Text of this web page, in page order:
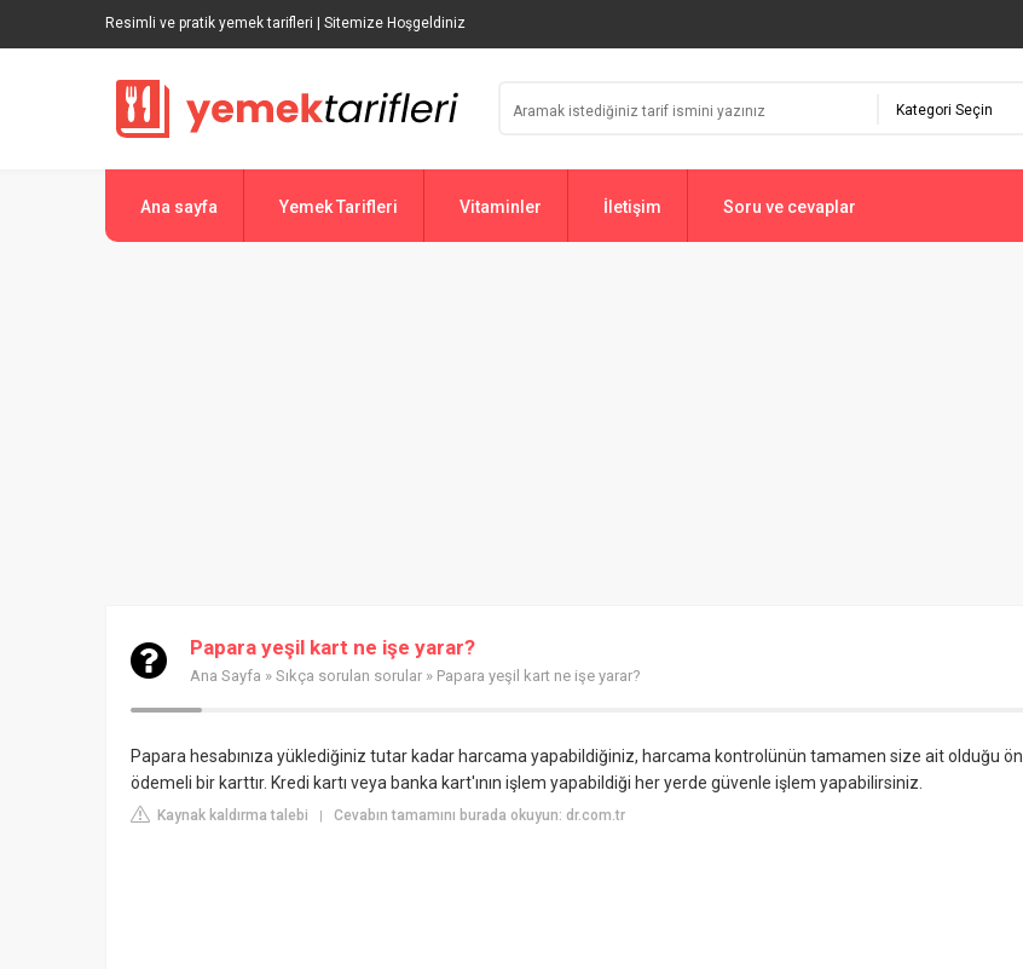
Resimli ve pratik yemek tarifleri | Sitemize Hoşgeldiniz
Ana sayfa Yemek Tarifleri Vitaminler İletişim Soru ve cevaplar
Papara yeşil kart ne işe yarar?
Ana Sayfa » Sıkça sorulan sorular » Papara yeşil kart ne işe yarar?
Papara hesabınıza yüklediğiniz tutar kadar harcama yapabildiğiniz, harcama kontrolünün tamamen size ait olduğu ön
ödemeli bir karttır. Kredi kartı veya banka kart'ının işlem yapabildiği her yerde güvenle işlem yapabilirsiniz.
Kaynak kaldırma talebi | Cevabın tamamını burada okuyun: dr.com.tr